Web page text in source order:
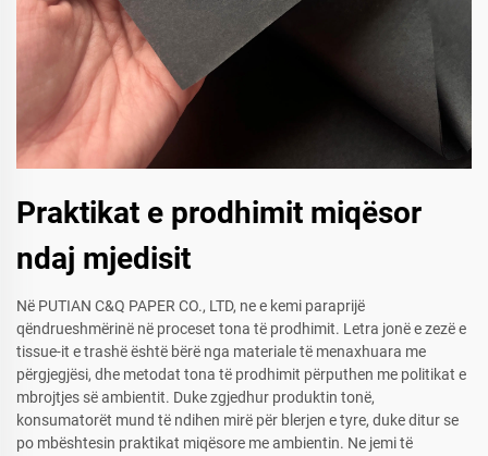
Praktikat e prodhimit miqësor
ndaj mjedisit
Në PUTIAN C&Q PAPER CO., LTD, ne e kemi paraprijë
qëndrueshmërinë në proceset tona të prodhimit. Letra jonë e zezë e
tissue-it e trashë është bërë nga materiale të menaxhuara me
përgjegjësi, dhe metodat tona të prodhimit përputhen me politikat e
mbrojtjes së ambientit. Duke zgjedhur produktin tonë,
konsumatorët mund të ndihen mirë për blerjen e tyre, duke ditur se
po mbështesin praktikat miqësore me ambientin. Ne jemi të